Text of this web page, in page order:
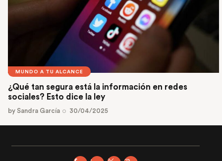
MUNDO A TU ALCANCE
¿Qué tan segura está la información en redes
sociales? Esto dice la ley
by Sandra García 30/04/2025